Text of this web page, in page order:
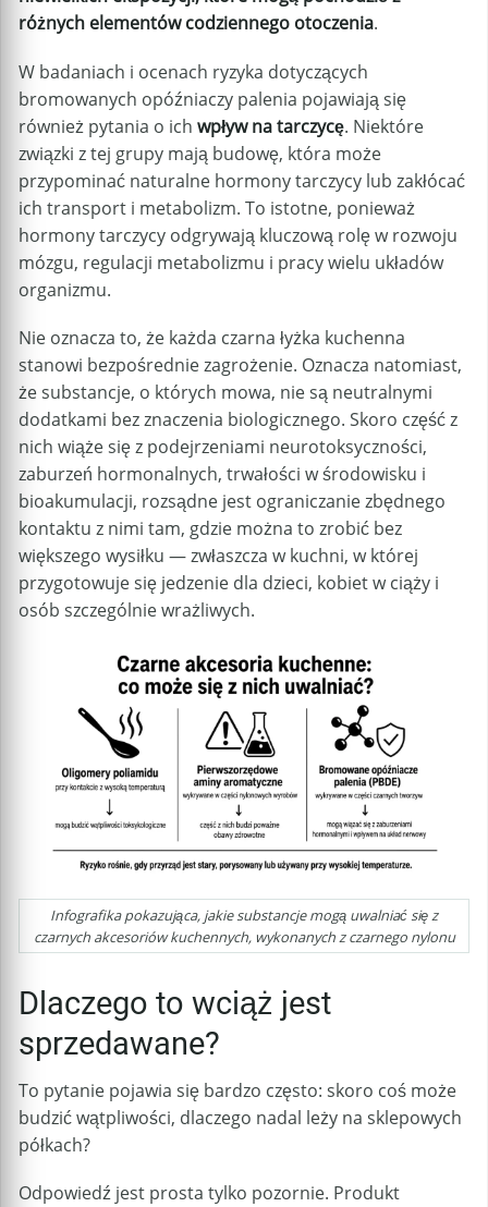
różnych elementów codziennego otoczenia.
W badaniach i ocenach ryzyka dotyczących
bromowanych opóźniaczy palenia pojawiają się
również pytania o ich wpływ na tarczycę. Niektóre
związki z tej grupy mają budowę, która może
przypominać naturalne hormony tarczycy lub zakłócać
ich transport i metabolizm. To istotne, ponieważ
hormony tarczycy odgrywają kluczową rolę w rozwoju
mózgu, regulacji metabolizmu i pracy wielu układów
organizmu.
Nie oznacza to, że każda czarna łyżka kuchenna
stanowi bezpośrednie zagrożenie. Oznacza natomiast,
że substancje, o których mowa, nie są neutralnymi
dodatkami bez znaczenia biologicznego. Skoro część z
nich wiąże się z podejrzeniami neurotoksyczności,
zaburzeń hormonalnych, trwałości w środowisku i
bioakumulacji, rozsądne jest ograniczanie zbędnego
kontaktu z nimi tam, gdzie można to zrobić bez
większego wysiłku — zwłaszcza w kuchni, w której
przygotowuje się jedzenie dla dzieci, kobiet w ciąży i
osób szczególnie wrażliwych.
Infografika pokazująca, jakie substancje mogą uwalniać się z
czarnych akcesoriów kuchennych, wykonanych z czarnego nylonu
Dlaczego to wciąż jest
sprzedawane?
To pytanie pojawia się bardzo często: skoro coś może
budzić wątpliwości, dlaczego nadal leży na sklepowych
półkach?
Odpowiedź jest prosta tylko pozornie. Produkt